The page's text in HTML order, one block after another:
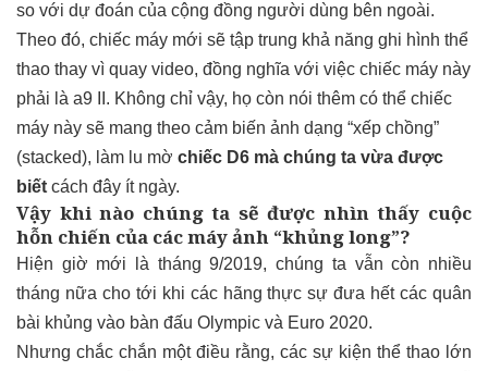
so với dự đoán của cộng đồng người dùng bên ngoài.
Theo đó, chiếc máy mới sẽ tập trung khả năng ghi hình thể
thao thay vì quay video, đồng nghĩa với việc chiếc máy này
phải là a9 II. Không chỉ vậy, họ còn nói thêm có thể chiếc
máy này sẽ mang theo cảm biến ảnh dạng “xếp chồng”
(stacked), làm lu mờ chiếc D6 mà chúng ta vừa được
biết cách đây ít ngày.
Vậy khi nào chúng ta sẽ được nhìn thấy cuộc
hỗn chiến của các máy ảnh “khủng long”?
Hiện giờ mới là tháng 9/2019, chúng ta vẫn còn nhiều
tháng nữa cho tới khi các hãng thực sự đưa hết các quân
bài khủng vào bàn đấu Olympic và Euro 2020.
Nhưng chắc chắn một điều rằng, các sự kiện thể thao lớn